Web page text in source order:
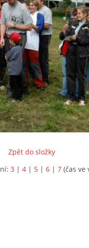
Zpět do složky
3 | 4 | 5 | 6 | 7 (čas ve